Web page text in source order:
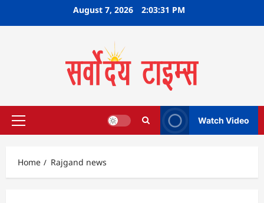
August 7, 2026 2:03:31 PM
Primary
Watch Video
Home Rajgand news